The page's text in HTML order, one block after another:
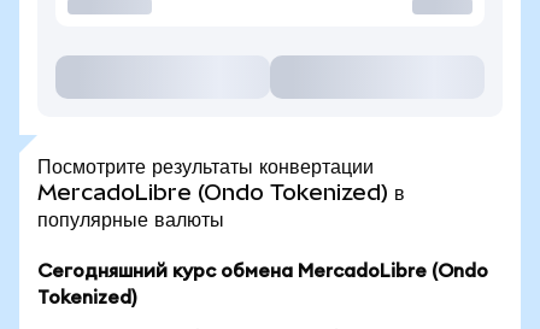
Посмотрите результаты конвертации
MercadoLibre (Ondo Tokenized) в
популярные валюты
Сегодняшний курс обмена MercadoLibre (Ondo
Tokenized)